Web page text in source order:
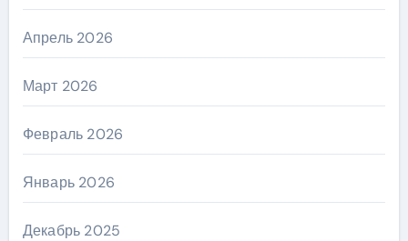
Апрель 2026
Март 2026
Февраль 2026
Январь 2026
Декабрь 2025